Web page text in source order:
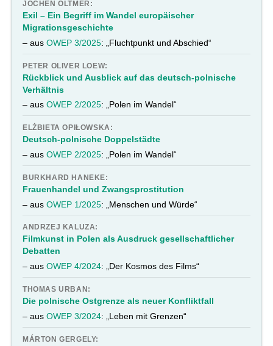
JOCHEN OLTMER:
Exil – Ein Begriff im Wandel europäischer
Migrationsgeschichte
– ausOWEP 3/2025: „Fluchtpunkt und Abschied“
PETER OLIVER LOEW:
Rückblick und Ausblick auf das deutsch-polnische
Verhältnis
– ausOWEP 2/2025: „Polen im Wandel“
ELŻBIETA OPIŁOWSKA:
Deutsch-polnische Doppelstädte
– ausOWEP 2/2025: „Polen im Wandel“
BURKHARD HANEKE:
Frauenhandel und Zwangsprostitution
– ausOWEP 1/2025: „Menschen und Würde“
ANDRZEJ KALUZA:
Filmkunst in Polen als Ausdruck gesellschaftlicher
Debatten
– ausOWEP 4/2024: „Der Kosmos des Films“
THOMAS URBAN:
Die polnische Ostgrenze als neuer Konfliktfall
– ausOWEP 3/2024: „Leben mit Grenzen“
MÁRTON GERGELY: